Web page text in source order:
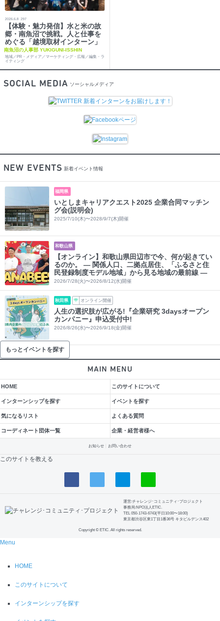
2026.6.8 297
【体験・魅力発信】水と米の故
郷・南魚沼で挑戦。人と仕事を
めぐる「越境取材インターン」
南魚沼の人事部 YUKIGUNI-ISSHIN
地域／PR・メディア／マーケティング・広報／編集・ラ
イティング
SOCIAL MEDIA ソーシャルメディア
NEW EVENTS 新着イベント情報
福岡県
いとしまキャリアクエスト2025 企業合同マッチン
グ会(説明会)
2025/7/10(木)〜2028/9/7(木)開催
和歌山県
【オンライン】和歌山県田辺市で今、何が起きてい
るのか。 ― 関係人口、二拠点居住、「ふるさと住
民登録制度モデル地域」から見る地域の最前線 ―
2026/7/28(火)〜2026/8/12(水)開催
秋田県 オンライン開催
人生の選択肢が広がる!『企業研究 3daysオープン
カンパニー』申込受付中!
2026/8/26(水)〜2026/9/18(金)開催
もっとイベントを探す
MAIN MENU
HOME このサイトについて
インターンシップを探す イベントを探す
気になるリスト よくある質問
コーディネート団体一覧 企業・経営者様へ
お知らせ お問い合わせ
このサイトを教える
運営:チャレンジ･コミュニティ･プロジェクト
事務局:NPO法人ETIC.
TEL 050-1743-6743(平日10:00〜18:00)
東京都渋谷区東1丁目1番36号 キタビルデンス402
Copyright © ETIC. All rights reserved.
Menu
HOME
このサイトについて
インターンシップを探す